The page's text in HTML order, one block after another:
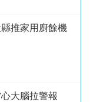
推家用廚餘機
大腦拉警報